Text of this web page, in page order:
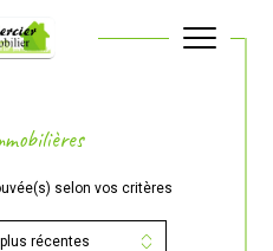
selon vos critères
récentes